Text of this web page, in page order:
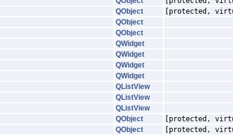
QObject
[protected,
QObject
QObject
QWidget
QWidget
QWidget
QWidget
QListView
QListView
QListView
QObject
[protected,
QObject
[protected,